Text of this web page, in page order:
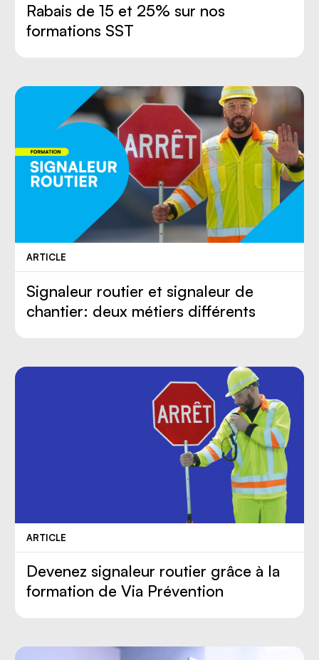
Rabais de 15 et 25% sur nos
formations SST
ARTICLE
Signaleur routier et signaleur de
chantier: deux métiers différents
ARTICLE
Devenez signaleur routier grâce à la
formation de Via Prévention